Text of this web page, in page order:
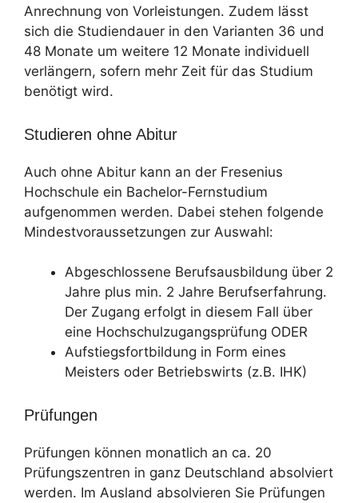
Anrechnung von Vorleistungen. Zudem lässt
sich die Studiendauer in den Varianten 36 und
48 Monate um weitere 12 Monate individuell
verlängern, sofern mehr Zeit für das Studium
benötigt wird.
Studieren ohne Abitur
Auch ohne Abitur kann an der Fresenius
Hochschule ein Bachelor-Fernstudium
aufgenommen werden. Dabei stehen folgende
Mindestvoraussetzungen zur Auswahl:
Abgeschlossene Berufsausbildung über 2
Jahre plus min. 2 Jahre Berufserfahrung.
Der Zugang erfolgt in diesem Fall über
eine Hochschulzugangsprüfung ODER
Aufstiegsfortbildung in Form eines
Meisters oder Betriebswirts (z.B. IHK)
Prüfungen
Prüfungen können monatlich an ca. 20
Prüfungszentren in ganz Deutschland absolviert
werden. Im Ausland absolvieren Sie Prüfungen